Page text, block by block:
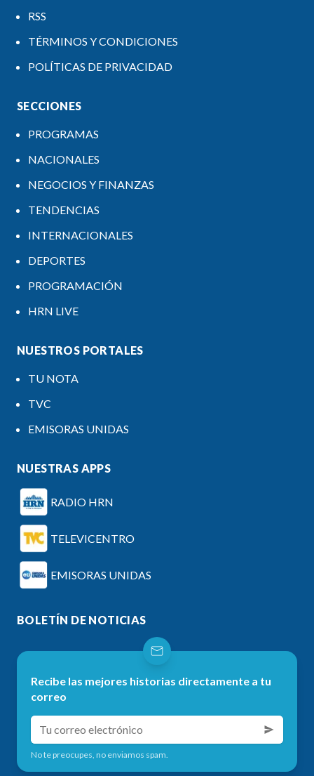
RSS
TÉRMINOS Y CONDICIONES
POLÍTICAS DE PRIVACIDAD
SECCIONES
PROGRAMAS
NACIONALES
NEGOCIOS Y FINANZAS
TENDENCIAS
INTERNACIONALES
DEPORTES
PROGRAMACIÓN
HRN LIVE
NUESTROS PORTALES
TU NOTA
TVC
EMISORAS UNIDAS
NUESTRAS APPS
RADIO HRN
TELEVICENTRO
EMISORAS UNIDAS
BOLETÍN DE NOTICIAS
Recibe las mejores historias directamente a tu
correo
No te preocupes, no enviamos spam.